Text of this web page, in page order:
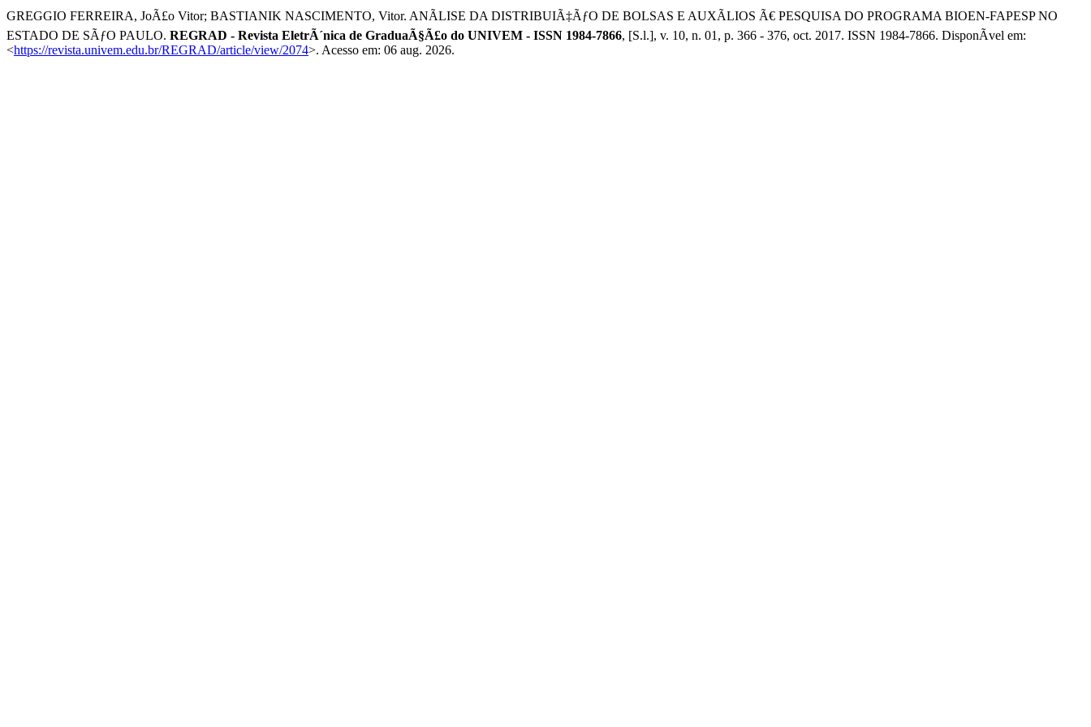
GREGGIO FERREIRA, JoÃ£o Vitor; BASTIANIK NASCIMENTO, Vitor. ANÃLISE DA DISTRIBUIÃ‡ÃƒO DE BOLSAS E AUXÃLIOS Ã€ PESQUISA DO PROGRAMA BIOEN-FAPESP NO
ESTADO DE SÃƒO PAULO. REGRAD - Revista EletrÃ´nica de GraduaÃ§Ã£o do UNIVEM - ISSN 1984-7866, [S.l.], v. 10, n. 01, p. 366 - 376, oct. 2017. ISSN 1984-7866. DisponÃ­vel em:
<https://revista.univem.edu.br/REGRAD/article/view/2074>. Acesso em: 06 aug. 2026.